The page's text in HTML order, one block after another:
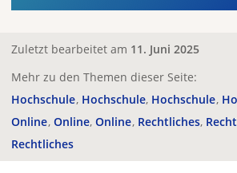
Zuletzt bearbeitet am 11. Juni 2025
Mehr zu den Themen dieser Seite:
Hochschule Hochschule Hochschule
Online Online Online Rechtliches
Rechtliches